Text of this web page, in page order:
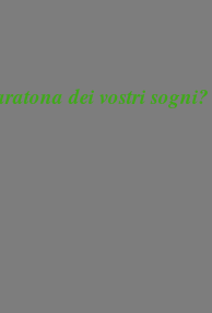
dei vostri sogni?